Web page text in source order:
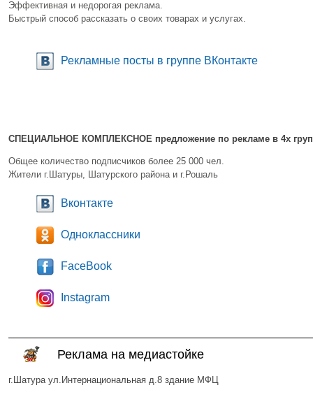
Эффективная и недорогая реклама.
Быстрый способ рассказать о своих товарах и услугах.
Рекламные посты в группе ВКонтакте
СПЕЦИАЛЬНОЕ КОМПЛЕКСНОЕ предложение по рекламе в 4х
Общее количество подписчиков более 25 000 чел.
Жители г.Шатуры, Шатурского района и г.Рошаль
Вконтакте
Одноклассники
FaceBook
Instagram
Реклама на медиастойке
г.Шатура ул.Интернациональная д.8 здание МФЦ